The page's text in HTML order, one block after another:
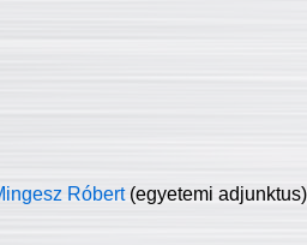
Róbert (egyetemi adjunktus)